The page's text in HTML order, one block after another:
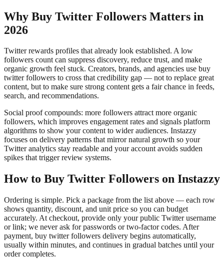
Why Buy Twitter Followers Matters in
2026
Twitter rewards profiles that already look established. A low
followers count can suppress discovery, reduce trust, and make
organic growth feel stuck. Creators, brands, and agencies use buy
twitter followers to cross that credibility gap — not to replace great
content, but to make sure strong content gets a fair chance in feeds,
search, and recommendations.
Social proof compounds: more followers attract more organic
followers, which improves engagement rates and signals platform
algorithms to show your content to wider audiences. Instazzy
focuses on delivery patterns that mirror natural growth so your
Twitter analytics stay readable and your account avoids sudden
spikes that trigger review systems.
How to Buy Twitter Followers on Instazzy
Ordering is simple. Pick a package from the list above — each row
shows quantity, discount, and unit price so you can budget
accurately. At checkout, provide only your public Twitter username
or link; we never ask for passwords or two-factor codes. After
payment, buy twitter followers delivery begins automatically,
usually within minutes, and continues in gradual batches until your
order completes.